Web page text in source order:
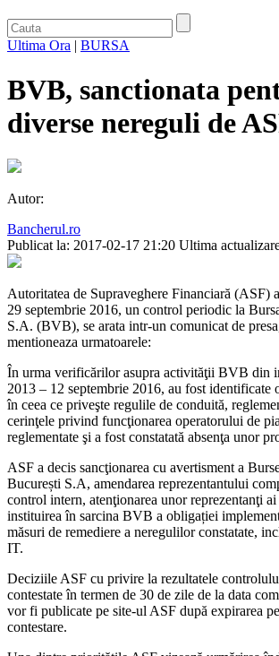
Ultima Ora | BURSA
BVB, sanctionata
diverse nereguli de
Autor:
Bancherul.ro
Publicat la: 2017-02-17 21:20 Ultima
Autoritatea de Supraveghere Financiară (ASF)
29 septembrie 2016, un control periodic la
S.A. (BVB), se arata intr-un comunicat de
mentioneaza urmatoarele:
În urma verificărilor asupra activităţii BVB din
2013 – 12 septembrie 2016, au fost identificate
în ceea ce priveşte regulile de conduită,
cerinţele privind funcţionarea operatorului de
reglementate şi a fost constatată absenţa unor
ASF a decis sancţionarea cu avertisment a
București S.A, amendarea reprezentantului
control intern, atenţionarea unor reprezentanţi
instituirea în sarcina BVB a obligației
măsuri de remediere a neregulilor constatate,
IT.
Deciziile ASF cu privire la rezultatele
contestate în termen de 30 de zile de la data
vor fi publicate pe site-ul ASF după expirarea
contestare.